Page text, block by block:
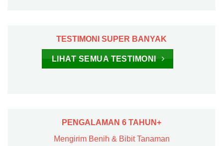
TESTIMONI SUPER BANYAK
LIHAT SEMUA TESTIMONI
PENGALAMAN 6 TAHUN+
Mengirim Benih & Bibit Tanaman